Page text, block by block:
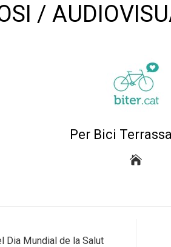
/
Per Bici
Dia Mundial de la Salut